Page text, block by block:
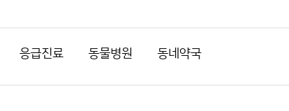
응급진료 동물병원 동네약국